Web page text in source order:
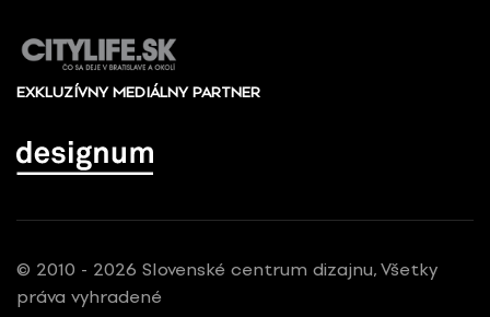
EXKLUZÍVNY MEDIÁLNY PARTNER
© 2010 - 2026 Slovenské centrum dizajnu, Všetky
práva vyhradené